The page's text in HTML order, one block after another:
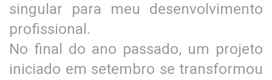
singular para meu desenvolvimento
profissional.
No final do ano passado, um projeto
iniciado em setembro se transformou